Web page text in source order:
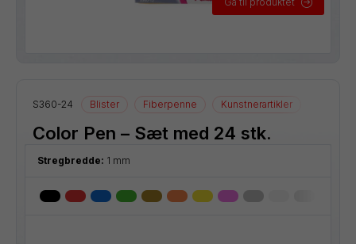
S360-24 Blister Fiberpenne Kunstnerartikler
Color Pen – Sæt med 24 stk.
Stregbredde: 1 mm